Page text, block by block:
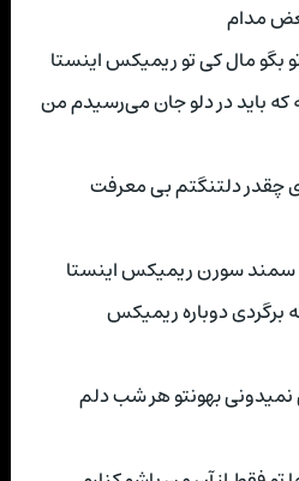
مدام
بگو مال کی تو ریمیکس اینستا
که باید در دلو جان می‌رسیدم من
چقدر دلتنگتم بی معرفت
سمند سورن ریمیکس اینستا
برگردی دوباره ریمیکس
بهونتو هر شب دلم